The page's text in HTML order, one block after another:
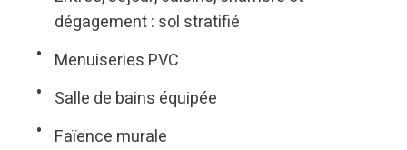
dégagement : sol stratifié
Menuiseries PVC
Salle de bains équipée
Faïence murale